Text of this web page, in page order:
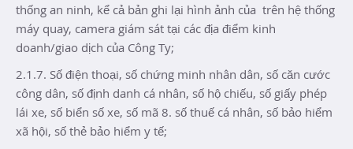
thống an ninh, kể cả bản ghi lại hình ảnh của trên hệ thống
máy quay, camera giám sát tại các địa điểm kinh
doanh/giao dịch của Công Ty;
2.1.7. Số điện thoại, số chứng minh nhân dân, số căn cước
công dân, số định danh cá nhân, số hộ chiếu, số giấy phép
lái xe, số biển số xe, số mã 8. số thuế cá nhân, số bảo hiểm
xã hội, số thẻ bảo hiểm y tế;